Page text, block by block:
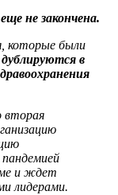
не закончена.
которые были
дублируются в
вторая
пандемией
и ждет
лидерами.